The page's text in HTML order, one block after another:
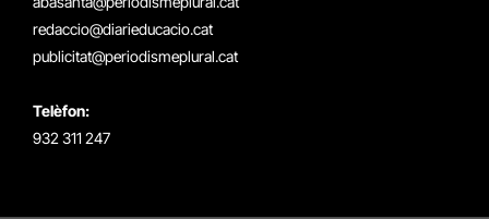
redaccio@diarieducacio.cat
publicitat@periodismeplural.cat
Telèfon:
932 311 247